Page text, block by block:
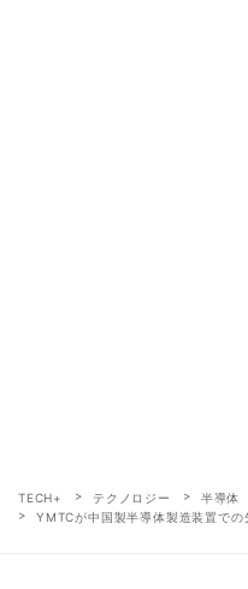
TECH+ テクノロジー
半導体
YMTCが中国製半導体製造装置で